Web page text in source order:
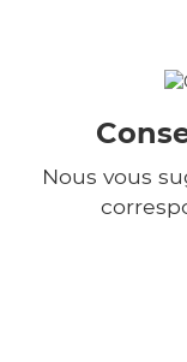
Nous vous